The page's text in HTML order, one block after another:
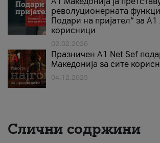
револуционерната
Подари на пријател“ за
корисници
02.02.2026
Празничен A1 Net Sеf
Македонија за сите
04.12.2025
Слични содржини